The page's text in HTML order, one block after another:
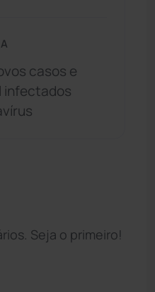
casos e
infectados
Seja o primeiro!